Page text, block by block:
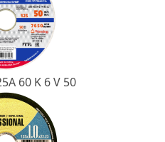
60 K 6 V 50